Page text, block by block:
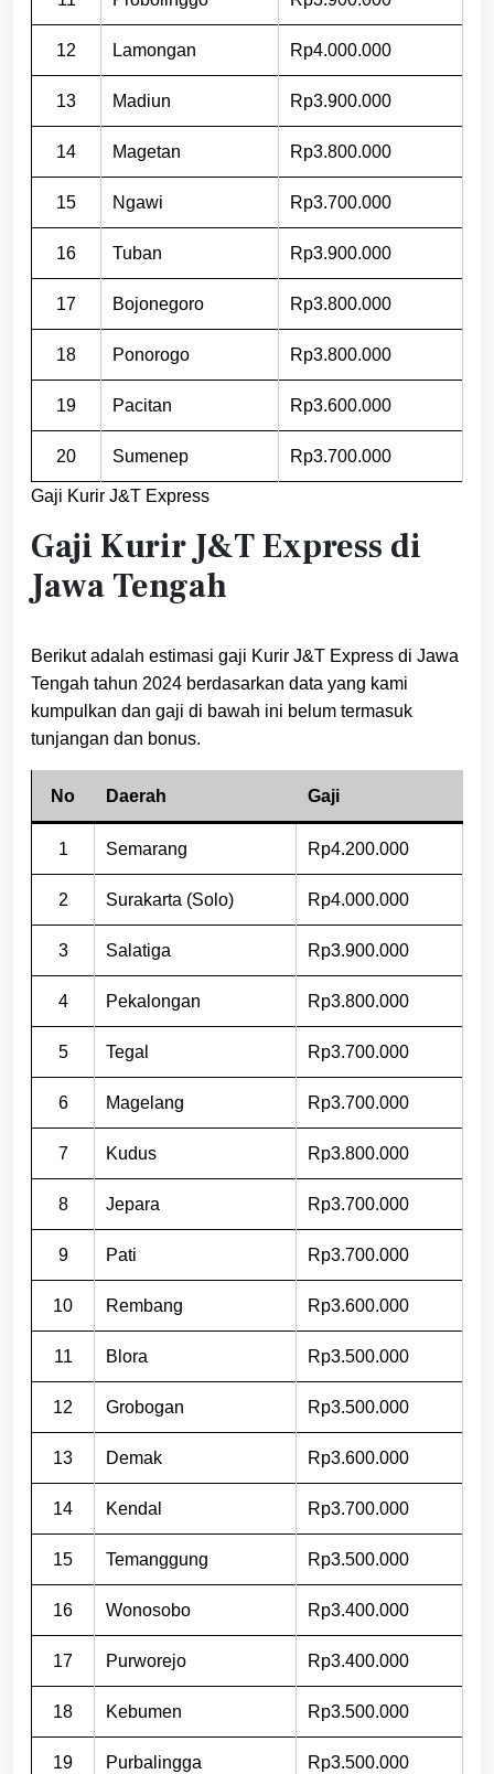
12 Lamongan Rp4.000.000
13 Madiun Rp3.900.000
14 Magetan Rp3.800.000
15 Ngawi Rp3.700.000
16 Tuban Rp3.900.000
17 Bojonegoro Rp3.800.000
18 Ponorogo Rp3.800.000
19 Pacitan Rp3.600.000
20 Sumenep Rp3.700.000
Gaji Kurir J&T Express
Gaji Kurir J&T Express di
Jawa Tengah
Berikut adalah estimasi gaji Kurir J&T Express di Jawa
Tengah tahun 2024 berdasarkan data yang kami
kumpulkan dan gaji di bawah ini belum termasuk
tunjangan dan bonus.
No Daerah Gaji
1 Semarang Rp4.200.000
2 Surakarta (Solo) Rp4.000.000
3 Salatiga Rp3.900.000
4 Pekalongan Rp3.800.000
5 Tegal Rp3.700.000
6 Magelang Rp3.700.000
7 Kudus Rp3.800.000
8 Jepara Rp3.700.000
9 Pati Rp3.700.000
10 Rembang Rp3.600.000
11 Blora Rp3.500.000
12 Grobogan Rp3.500.000
13 Demak Rp3.600.000
14 Kendal Rp3.700.000
15 Temanggung Rp3.500.000
16 Wonosobo Rp3.400.000
17 Purworejo Rp3.400.000
18 Kebumen Rp3.500.000
19 Purbalingga Rp3.500.000